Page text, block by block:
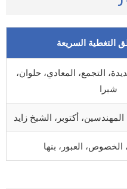
التغطية السريعة
التجمع، المعادي، حلوان،
شبرا
أكتوبر، الشيخ زايد
الخصوص، العبور، بنها